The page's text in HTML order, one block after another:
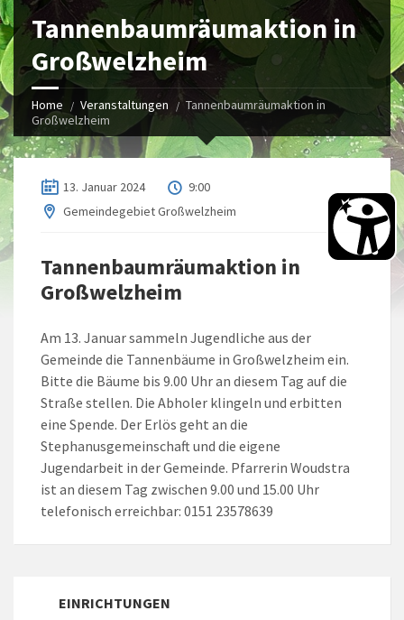
Tannenbaumräumaktion in
Großwelzheim
Home Veranstaltungen
Tannenbaumräumaktion in
Großwelzheim
13. Januar 2024
9:00
Gemeindegebiet Großwelzheim
Tannenbaumräumaktion in
Großwelzheim
Am 13. Januar sammeln Jugendliche aus der
Gemeinde die Tannenbäume in Großwelzheim ein.
Bitte die Bäume bis 9.00 Uhr an diesem Tag auf die
Straße stellen. Die Abholer klingeln und erbitten
eine Spende. Der Erlös geht an die
Stephanusgemeinschaft und die eigene
Jugendarbeit in der Gemeinde. Pfarrerin Woudstra
ist an diesem Tag zwischen 9.00 und 15.00 Uhr
telefonisch erreichbar: 0151 23578639
EINRICHTUNGEN